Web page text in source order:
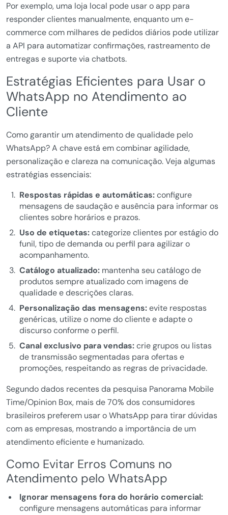
Por exemplo, uma loja local pode usar o app para
responder clientes manualmente, enquanto um e-
commerce com milhares de pedidos diários pode utilizar
a API para automatizar confirmações, rastreamento de
entregas e suporte via chatbots.
Estratégias Eficientes para Usar o
WhatsApp no Atendimento ao
Cliente
Como garantir um atendimento de qualidade pelo
WhatsApp? A chave está em combinar agilidade,
personalização e clareza na comunicação. Veja algumas
estratégias essenciais:
Respostas rápidas e automáticas:configure
mensagens de saudação e ausência para informar os
clientes sobre horários e prazos.
Uso de etiquetas:categorize clientes por estágio do
funil, tipo de demanda ou perfil para agilizar o
acompanhamento.
Catálogo atualizado:mantenha seu catálogo de
produtos sempre atualizado com imagens de
qualidade e descrições claras.
Personalização das mensagens:evite respostas
genéricas, utilize o nome do cliente e adapte o
discurso conforme o perfil.
Canal exclusivo para vendas:crie grupos ou listas
de transmissão segmentadas para ofertas e
promoções, respeitando as regras de privacidade.
Segundo dados recentes da pesquisa Panorama Mobile
Time/Opinion Box, mais de 70% dos consumidores
brasileiros preferem usar o WhatsApp para tirar dúvidas
com as empresas, mostrando a importância de um
atendimento eficiente e humanizado.
Como Evitar Erros Comuns no
Atendimento pelo WhatsApp
Ignorar mensagens fora do horário comercial:
configure mensagens automáticas para informar